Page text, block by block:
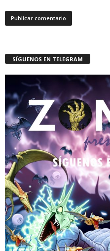
SÍGUENOS EN TELEGRAM